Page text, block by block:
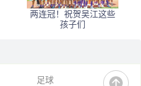
两连冠！祝贺吴江这些
孩子们
足球